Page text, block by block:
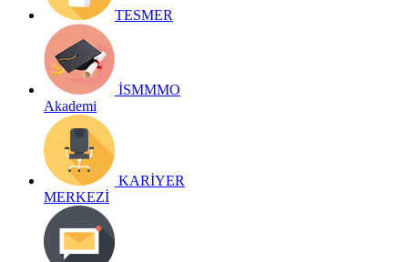
TESMER
İSMMMO
Akademi
KARİYER
MERKEZİ